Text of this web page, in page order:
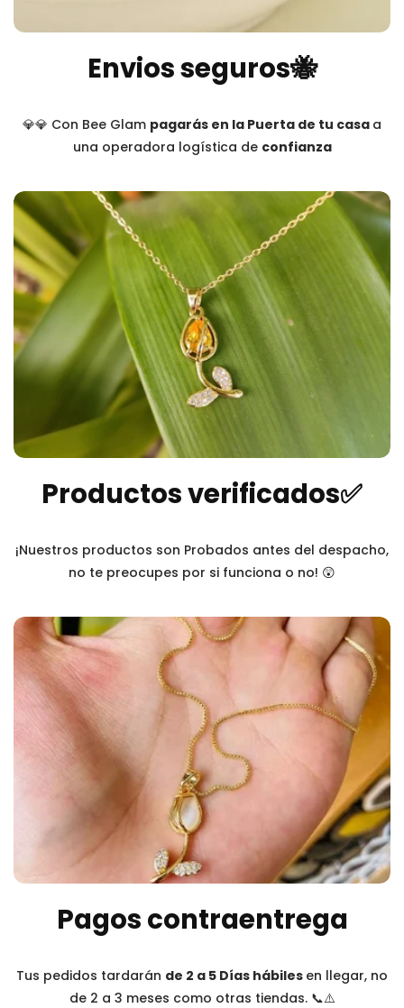
Envios seguros🐝
💎💎 Con Bee Glam pagarás en la Puerta de tu casa a
una operadora logística de confianza
Productos verificados✅
¡Nuestros productos son Probados antes del despacho,
no te preocupes por si funciona o no! 😲
Pagos contraentrega
Tus pedidos tardarán de 2 a 5 Días hábiles en llegar, no
de 2 a 3 meses como otras tiendas. 📞⚠️